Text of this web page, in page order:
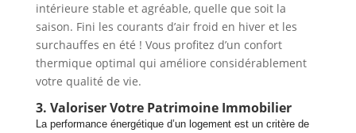
intérieure stable et agréable, quelle que soit la
saison. Fini les courants d’air froid en hiver et les
surchauffes en été ! Vous profitez d’un confort
thermique optimal qui améliore considérablement
votre qualité de vie.
3. Valoriser Votre Patrimoine Immobilier
La performance énergétique d’un logement est un critère de